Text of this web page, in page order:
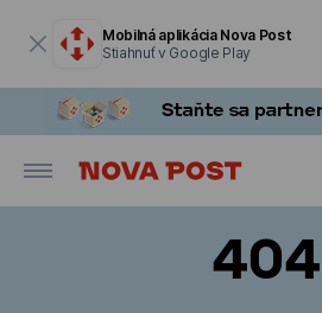
Mobilná aplikácia Nova Post
Stiahnuť v Google Play
404